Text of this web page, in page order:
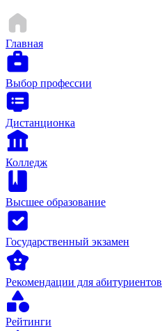
Главная
Выбор профессии
Дистанционка
Колледж
Высшее образование
Государственный экзамен
Рекомендации для абитуриентов
Рейтинги